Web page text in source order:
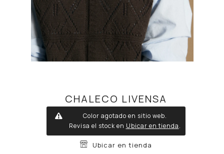
CHALECO LIVENSA
Color agotado en sitio web.
Revisa el stock en Ubicar en tienda.
Ubicar en tienda